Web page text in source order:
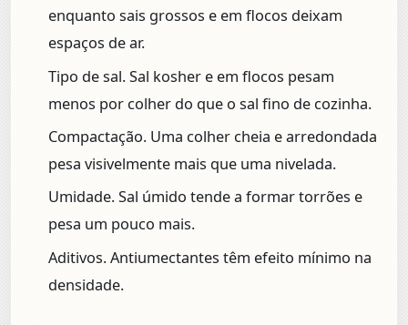
enquanto sais grossos e em flocos deixam
espaços de ar.
Tipo de sal.Sal kosher e em flocos pesam
menos por colher do que o sal fino de cozinha.
Compactação. Uma colher cheia e arredondada
pesa visivelmente mais que uma nivelada.
Umidade.Sal úmido tende a formar torrões e
pesa um pouco mais.
Aditivos.Antiumectantes têm efeito mínimo na
densidade.